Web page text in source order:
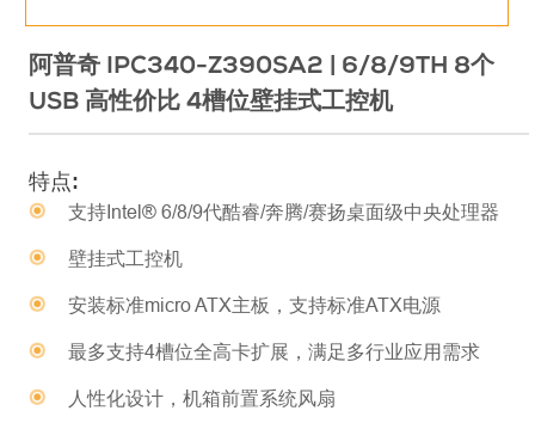
阿普奇 IPC340-Z390SA2 | 6/8/9TH 8个
USB 高性价比 4槽位壁挂式工控机
特点:
支持Intel® 6/8/9代酷睿/奔腾/赛扬桌面级中央处理器
壁挂式工控机
安装标准micro ATX主板，支持标准ATX电源
最多支持4槽位全高卡扩展，满足多行业应用需求
人性化设计，机箱前置系统风扇